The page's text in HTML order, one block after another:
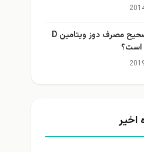
میزان صحیح مصرف دوز ویتامین D
است؟